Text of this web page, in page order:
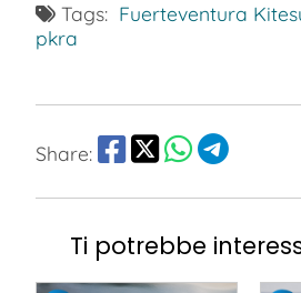
Tags: Fuerteventura
pkra
Share:
Ti potrebbe